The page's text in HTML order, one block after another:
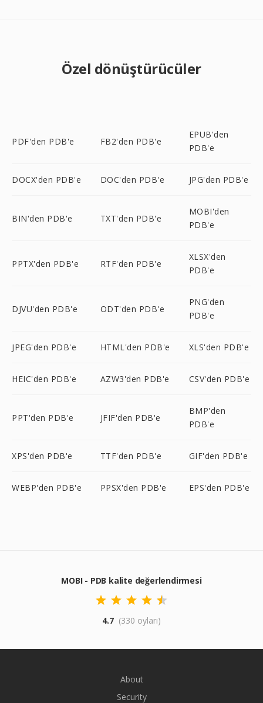
Özel dönüştürücüler
PDF'den PDB'e FB2'den PDB'e
EPUB'den
PDB'e
DOCX'den PDB'e DOC'den PDB'e JPG'den PDB'e
BIN'den PDB'e TXT'den PDB'e
MOBI'den
PDB'e
PPTX'den PDB'e RTF'den PDB'e
XLSX'den
PDB'e
DJVU'den PDB'e ODT'den PDB'e
PNG'den
PDB'e
JPEG'den PDB'e HTML'den PDB'e XLS'den PDB'e
HEIC'den PDB'e AZW3'den PDB'e CSV'den PDB'e
PPT'den PDB'e JFIF'den PDB'e
BMP'den
PDB'e
XPS'den PDB'e TTF'den PDB'e GIF'den PDB'e
WEBP'den PDB'e PPSX'den PDB'e EPS'den PDB'e
MOBI - PDB kalite değerlendirmesi
4.7 (330 oyları)
About
Security